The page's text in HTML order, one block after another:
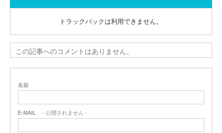
トラックバックは利用できません。
この記事へのコメントはありません。
名前
E-MAIL - 公開されません -